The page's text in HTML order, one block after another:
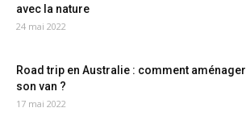
avec la nature
24 mai 2022
Road trip en Australie : comment aménager
son van ?
17 mai 2022